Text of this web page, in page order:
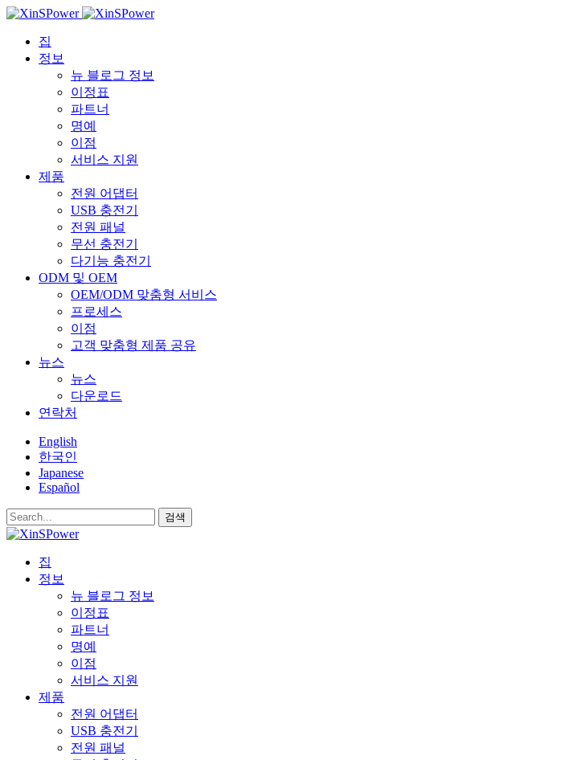
집
정보
뉴 블로그 정보
이정표
파트너
명예
이점
서비스 지원
제품
전원 어댑터
USB 충전기
전원 패널
무선 충전기
다기능 충전기
ODM 및 OEM
OEM/ODM 맞춤형 서비스
프로세스
이점
고객 맞춤형 제품 공유
뉴스
뉴스
다운로드
연락처
English
한국인
Japanese
Español
검색
집
정보
뉴 블로그 정보
이정표
파트너
명예
이점
서비스 지원
제품
전원 어댑터
USB 충전기
전원 패널